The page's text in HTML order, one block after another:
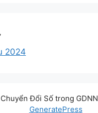
2024
Đổi Số trong GDNN
GeneratePress